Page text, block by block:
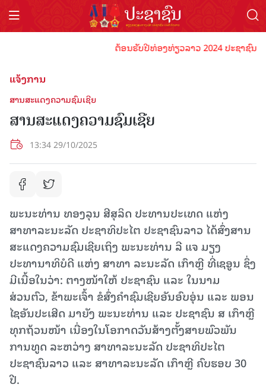
ຕ້ອນຮັບປີທ່ອງທ່ຽວລາວ 2024 ປະຊາຊົນລ
ແຈ້ງການ
ສານສະແດງຄວາມ​ຊົມເຊີຍ
ສານສະແດງຄວາມ​ຊົມເຊີຍ
13:34 29/10/2025
ພະນະ​ທ່ານ ທອງລຸນ ສີສຸລິດ ປະທານ​ປະ​ເທດ​ ແຫ່ງ ​
ສາທາລະນະ​ລັດ ປະຊາທິປະ​ໄຕ ປະຊາ​ຊົນ​ລາວ ໄດ້ສົ່ງສານ
ສະແດງຄວາມຊົມເຊີຍເຖິງ ພະນະ​ທ່ານ ລີ ແຈ ມຽງ
ປະທານາທິບໍດີ ແຫ່ງ ສາທາ ລະນະ​ລັດ ​ເກົາຫຼີ ທີ່​ເຊ​ອູ​ນ ຊຶ່ງ
ມີເນື້ອໃນວ່າ: ຕາງໜ້າໃຫ້ ປະຊາຊົນ ແລະ ໃນນາມ
ສ່ວນຕົວ, ຂ້າພະເຈົ້າ ຂໍສົ່ງຄໍາຊົມເຊີຍອັນອົບອຸ່ນ ແລະ ພອນ
ໄຊອັນປະເສີດ ມາຍັງ ພະນະທ່ານ ແລະ ປະຊາຊົນ ສ ເກົາຫຼີ
ທຸກຖ້ວນໜ້າ ເນື່ອງ​ໃນ​ໂອກາດວັນສ້າງຕັ້ງສາຍພົວພັນ
ການທູດ ລະຫວ່າງ ສາທາລະນະລັດ ປະຊາທິປະໄຕ
ປະຊາຊົນລາວ ແລະ ສາທາລະນະລັດ ເກົາຫຼີ ຄົບຮອບ 30
ປີ.